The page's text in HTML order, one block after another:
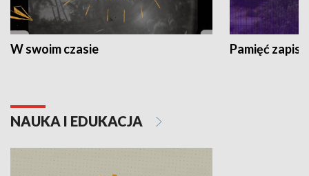
W swoim czasie Pamięć
NAUKA I EDUKACJA